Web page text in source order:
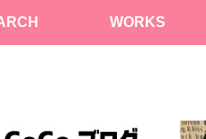
WORKS